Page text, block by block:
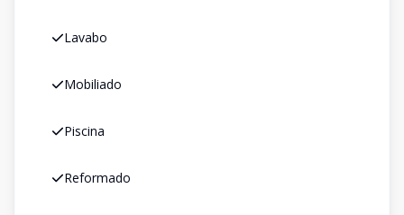
Lavabo
Mobiliado
Piscina
Reformado